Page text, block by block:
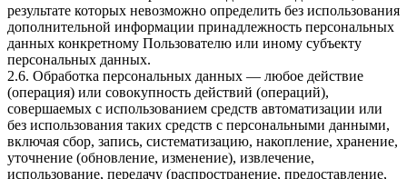
результате которых невозможно определить без использования
дополнительной информации принадлежность персональных
данных конкретному Пользователю или иному субъекту
персональных данных.
2.6. Обработка персональных данных — любое действие
(операция) или совокупность действий (операций),
совершаемых с использованием средств автоматизации или
без использования таких средств с персональными данными,
включая сбор, запись, систематизацию, накопление, хранение,
уточнение (обновление, изменение), извлечение,
использование, передачу (распространение, предоставление,